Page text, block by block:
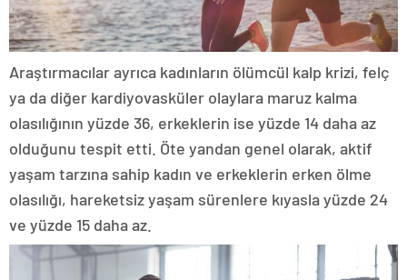
Araştırmacılar ayrıca kadınların ölümcül kalp krizi, felç
ya da diğer kardiyovasküler olaylara maruz kalma
olasılığının yüzde 36, erkeklerin ise yüzde 14 daha az
olduğunu tespit etti. Öte yandan genel olarak, aktif
yaşam tarzına sahip kadın ve erkeklerin erken ölme
olasılığı, hareketsiz yaşam sürenlere kıyasla yüzde 24
ve yüzde 15 daha az.